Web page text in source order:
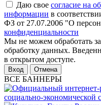
Даю свое согласие на
информации в
ФЗ от 27.07.2006 "О
конфиденциальности
Мы не можем обработать
обработку данных.
в открытом доступе.
Отмена
ВСЕ БАННЕРЫ